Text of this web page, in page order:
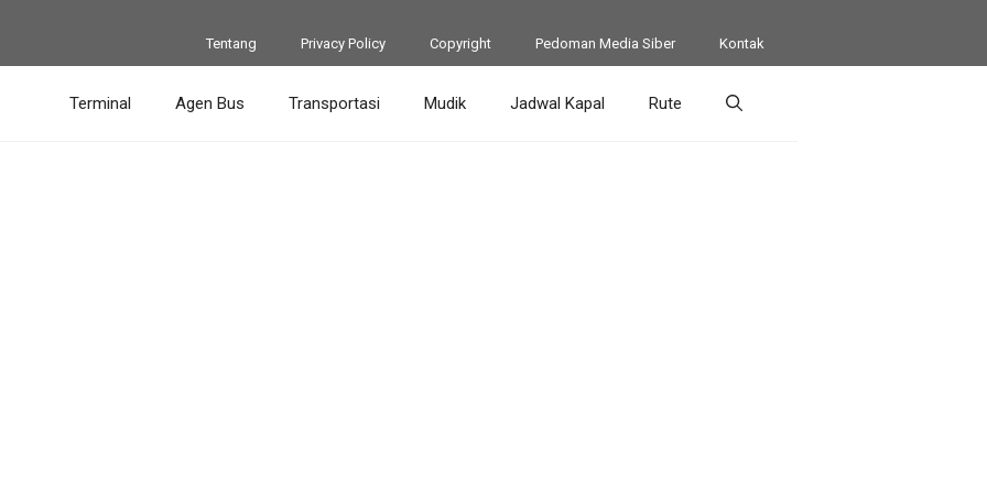
Tentang Privacy Policy Copyright Pedoman Media Siber Kontak
Terminal Agen Bus Transportasi Mudik Jadwal Kapal Rute